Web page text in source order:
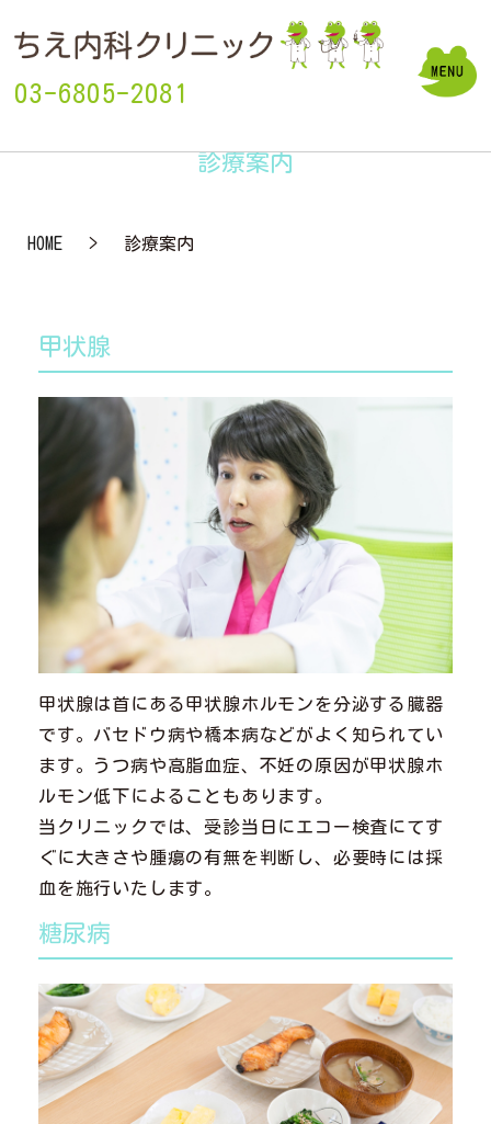
03-6805-2081
診療案内
HOME 診療案内
甲状腺
甲状腺は首にある甲状腺ホルモンを分泌する臓器
です。バセドウ病や橋本病などがよく知られてい
ます。うつ病や高脂血症、不妊の原因が甲状腺ホ
ルモン低下によることもあります。
当クリニックでは、受診当日にエコー検査にてす
ぐに大きさや腫瘍の有無を判断し、必要時には採
血を施行いたします。
糖尿病